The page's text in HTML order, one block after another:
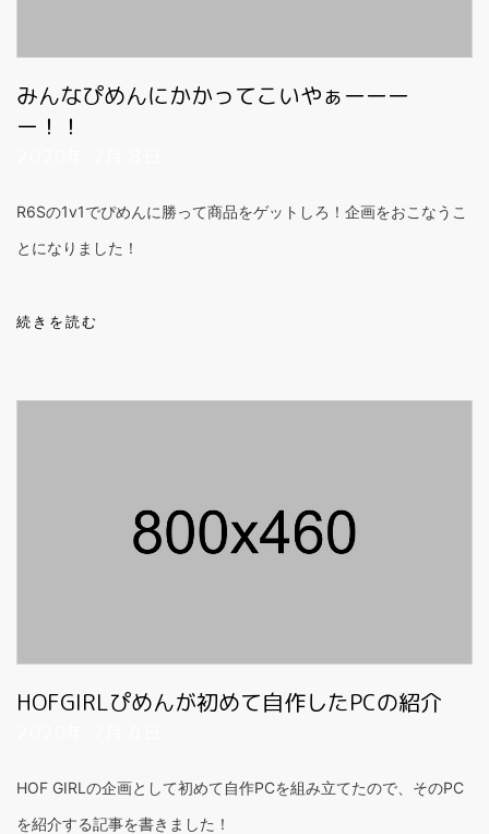
みんなぴめんにかかってこいやぁーーー
ー！！
R6Sの1v1でぴめんに勝って商品をゲットしろ！企画をおこなうこ
とになりました！
続きを読む
HOFGIRLぴめんが初めて自作したPCの紹介
HOF GIRLの企画として初めて自作PCを組み立てたので、そのPC
を紹介する記事を書きました！